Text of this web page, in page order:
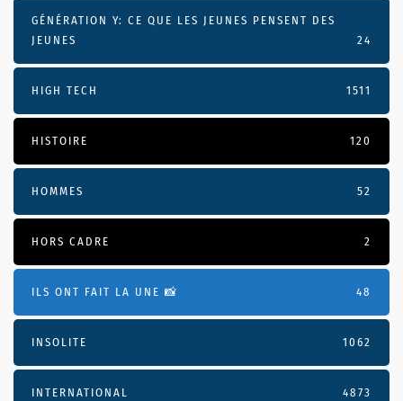
GÉNÉRATION Y: CE QUE LES JEUNES PENSENT DES
JEUNES
24
HIGH TECH 1511
HISTOIRE 120
HOMMES 52
HORS CADRE 2
ILS ONT FAIT LA UNE 📸 48
INSOLITE 1062
INTERNATIONAL 4873